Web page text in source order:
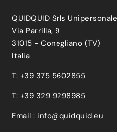
QUIDQUID Srls Unipersonale
Via Parrilla, 9
31015 - Conegliano (TV)
Italia
T: +39 375 5602855
T: +39 329 9298985
Email : info@quidquid.eu